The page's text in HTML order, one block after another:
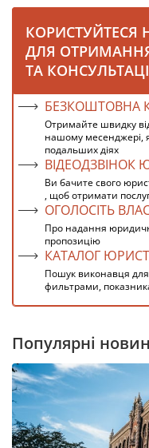
ДЛЯ
ТА
БЕЗКОШТОВНА
Отримайте швидку
нашому месенджері,
подальших діях
ВІДЕОДЗВІНОК
Ви бачите свого
, щоб отримати
ОГОЛОСІТЬ
Про надання
пропозицію
КАТАЛОГ
Пошук виконавця
фильтрами,
Популярні